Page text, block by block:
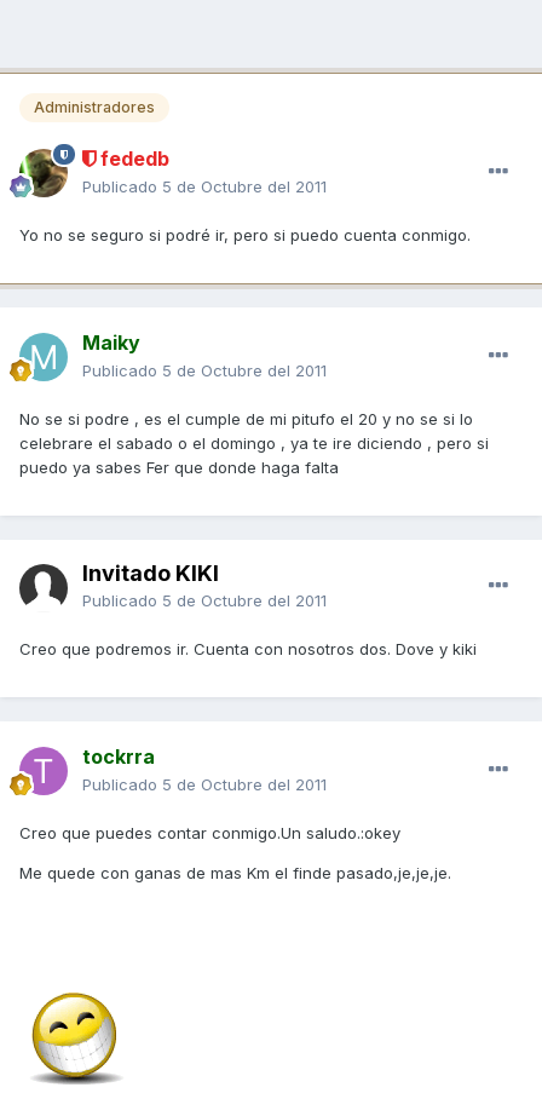
Administradores
fededb
Publicado 5 de Octubre del 2011
Yo no se seguro si podré ir, pero si puedo cuenta conmigo.
Maiky
Publicado 5 de Octubre del 2011
No se si podre , es el cumple de mi pitufo el 20 y no se si lo
celebrare el sabado o el domingo , ya te ire diciendo , pero si
puedo ya sabes Fer que donde haga falta
Invitado KIKI
Publicado 5 de Octubre del 2011
Creo que podremos ir. Cuenta con nosotros dos. Dove y kiki
tockrra
Publicado 5 de Octubre del 2011
Creo que puedes contar conmigo.Un saludo.:okey
Me quede con ganas de mas Km el finde pasado,je,je,je.